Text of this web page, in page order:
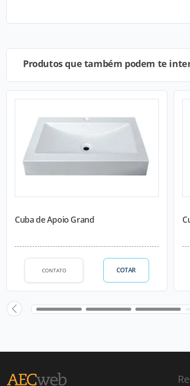
Produtos que também podem te
Cuba de Apoio Grand
CONTATO COTAR